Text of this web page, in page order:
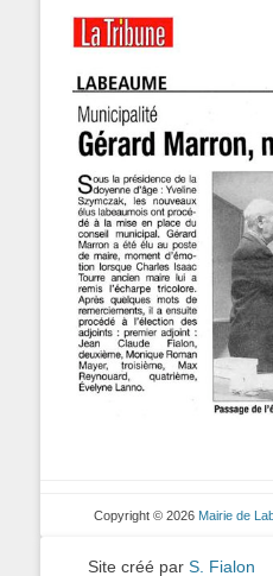
Copyright © 2026 Mairie de
Site créé par S. Fialon